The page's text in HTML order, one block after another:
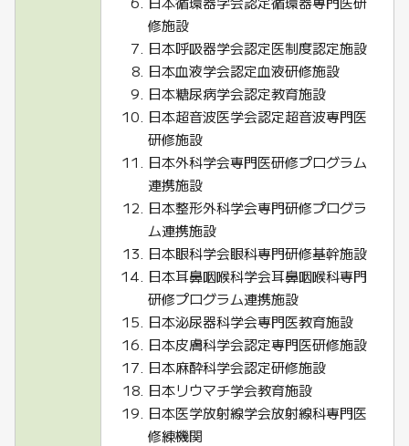
修施設
日本呼吸器学会認定医制度認定施設
日本血液学会認定血液研修施設
日本糖尿病学会認定教育施設
日本超音波医学会認定超音波専門医
研修施設
日本外科学会専門医研修プログラム
連携施設
日本整形外科学会専門研修プログラ
ム連携施設
日本眼科学会眼科専門研修基幹施設
日本耳鼻咽喉科学会耳鼻咽喉科専門
研修プログラム連携施設
日本泌尿器科学会専門医教育施設
日本皮膚科学会認定専門医研修施設
日本麻酔科学会認定研修施設
日本リウマチ学会教育施設
日本医学放射線学会放射線科専門医
修練機関